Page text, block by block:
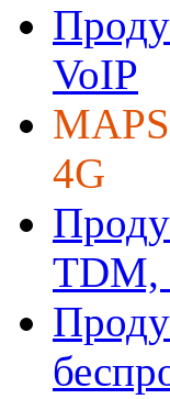
VoIP
4G
TDM,